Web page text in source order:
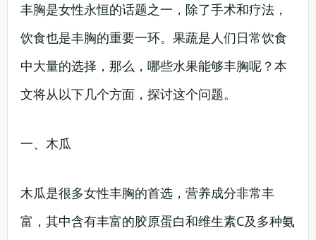
丰胸是女性永恒的话题之一，除了手术和疗法，
饮食也是丰胸的重要一环。果蔬是人们日常饮食
中大量的选择，那么，哪些水果能够丰胸呢？本
文将从以下几个方面，探讨这个问题。
一、木瓜
木瓜是很多女性丰胸的首选，营养成分非常丰
富，其中含有丰富的胶原蛋白和维生素C及多种氨